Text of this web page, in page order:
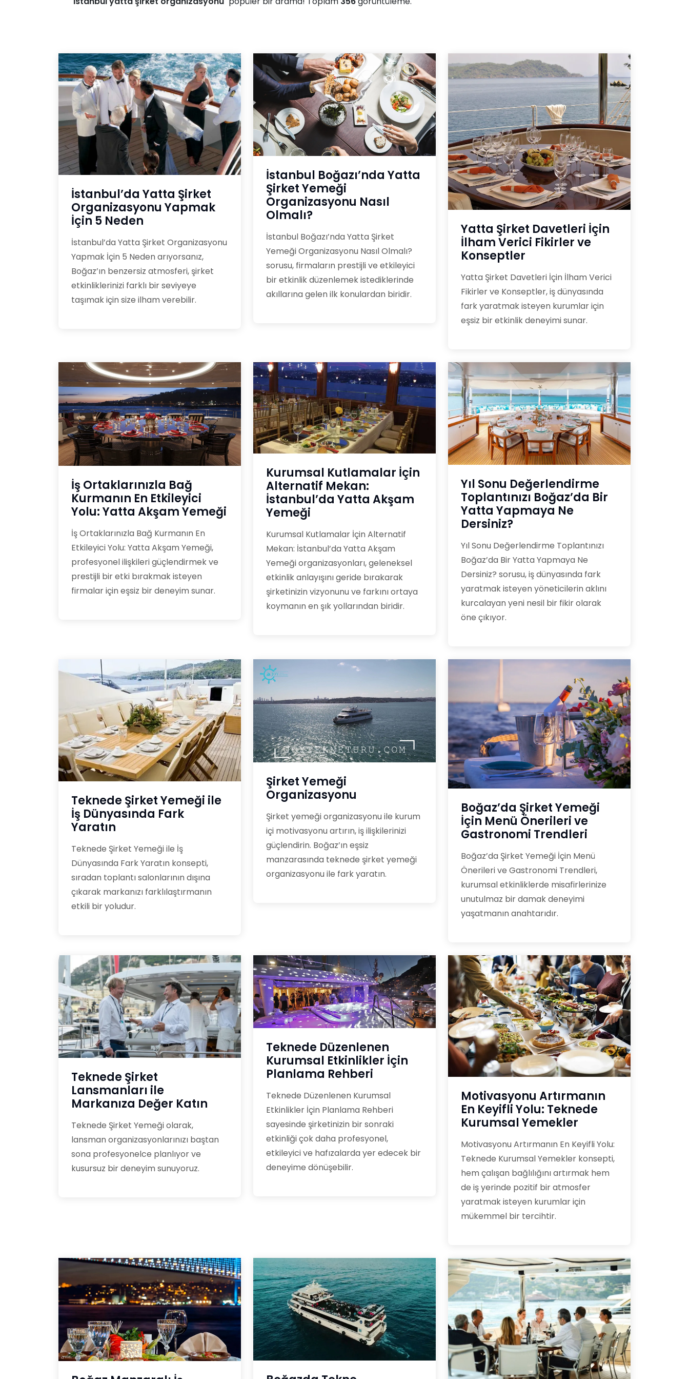
İstanbul’da Yatta Şirket
Organizasyonu Yapmak
İçin 5 Neden
İstanbul’da Yatta Şirket Organizasyonu
Yapmak İçin 5 Neden arıyorsanız,
Boğaz’ın benzersiz atmosferi, şirket
etkinliklerinizi farklı bir seviyeye
taşımak için size ilham verebilir.
İstanbul Boğazı’nda Yatta
Şirket Yemeği
Organizasyonu Nasıl
Olmalı?
İstanbul Boğazı’nda Yatta Şirket
Yemeği Organizasyonu Nasıl Olmalı?
sorusu, firmaların prestijli ve etkileyici
bir etkinlik düzenlemek istediklerinde
akıllarına gelen ilk konulardan biridir.
Yatta Şirket Davetleri İçin
İlham Verici Fikirler ve
Konseptler
Yatta Şirket Davetleri İçin İlham Verici
Fikirler ve Konseptler, iş dünyasında
fark yaratmak isteyen kurumlar için
eşsiz bir etkinlik deneyimi sunar.
İş Ortaklarınızla Bağ
Kurmanın En Etkileyici
Yolu: Yatta Akşam Yemeği
İş Ortaklarınızla Bağ Kurmanın En
Etkileyici Yolu: Yatta Akşam Yemeği,
profesyonel ilişkileri güçlendirmek ve
prestijli bir etki bırakmak isteyen
firmalar için eşsiz bir deneyim sunar.
Kurumsal Kutlamalar İçin
Alternatif Mekan:
İstanbul’da Yatta Akşam
Yemeği
Kurumsal Kutlamalar İçin Alternatif
Mekan: İstanbul’da Yatta Akşam
Yemeği organizasyonları, geleneksel
etkinlik anlayışını geride bırakarak
şirketinizin vizyonunu ve farkını ortaya
koymanın en şık yollarından biridir.
Yıl Sonu Değerlendirme
Toplantınızı Boğaz’da Bir
Yatta Yapmaya Ne
Dersiniz?
Yıl Sonu Değerlendirme Toplantınızı
Boğaz’da Bir Yatta Yapmaya Ne
Dersiniz? sorusu, iş dünyasında fark
yaratmak isteyen yöneticilerin aklını
kurcalayan yeni nesil bir fikir olarak
öne çıkıyor.
Teknede Şirket Yemeği ile
İş Dünyasında Fark
Yaratın
Teknede Şirket Yemeği ile İş
Dünyasında Fark Yaratın konsepti,
sıradan toplantı salonlarının dışına
çıkarak markanızı farklılaştırmanın
etkili bir yoludur.
Şirket Yemeği
Organizasyonu
Şirket yemeği organizasyonu ile kurum
içi motivasyonu artırın, iş ilişkilerinizi
güçlendirin. Boğaz’ın eşsiz
manzarasında teknede şirket yemeği
organizasyonu ile fark yaratın.
Boğaz’da Şirket Yemeği
İçin Menü Önerileri ve
Gastronomi Trendleri
Boğaz’da Şirket Yemeği İçin Menü
Önerileri ve Gastronomi Trendleri,
kurumsal etkinliklerde misafirlerinize
unutulmaz bir damak deneyimi
yaşatmanın anahtarıdır.
Teknede Şirket
Lansmanları ile
Markanıza Değer Katın
Teknede Şirket Yemeği olarak,
lansman organizasyonlarınızı baştan
sona profesyonelce planlıyor ve
kusursuz bir deneyim sunuyoruz.
Teknede Düzenlenen
Kurumsal Etkinlikler İçin
Planlama Rehberi
Teknede Düzenlenen Kurumsal
Etkinlikler İçin Planlama Rehberi
sayesinde şirketinizin bir sonraki
etkinliği çok daha profesyonel,
etkileyici ve hafızalarda yer edecek bir
deneyime dönüşebilir.
Motivasyonu Artırmanın
En Keyifli Yolu: Teknede
Kurumsal Yemekler
Motivasyonu Artırmanın En Keyifli Yolu:
Teknede Kurumsal Yemekler konsepti,
hem çalışan bağlılığını artırmak hem
de iş yerinde pozitif bir atmosfer
yaratmak isteyen kurumlar için
mükemmel bir tercihtir.